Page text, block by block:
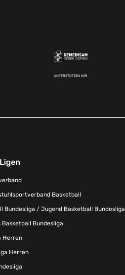
UNTERSTÜTZEN WIR
Basketball
Bundesliga / Jugend Basketball Bundesliga
Bundesliga
Herren
Herren